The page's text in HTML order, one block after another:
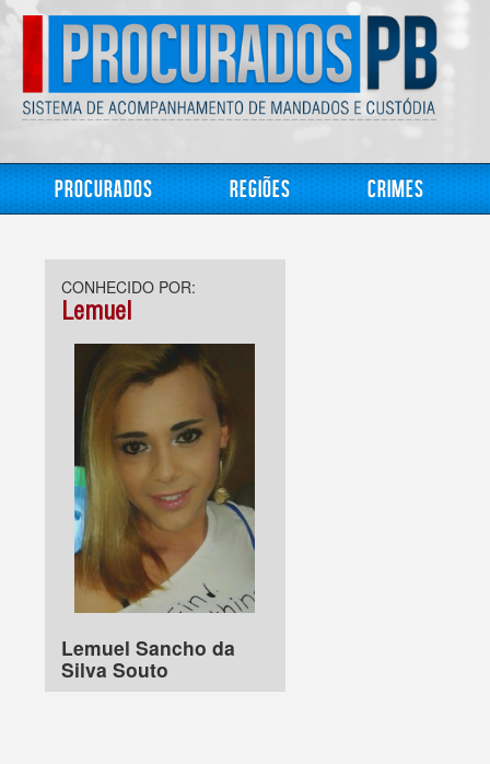
Procurados Regiões Crimes
CONHECIDO POR:
Lemuel
Lemuel Sancho da
Silva Souto